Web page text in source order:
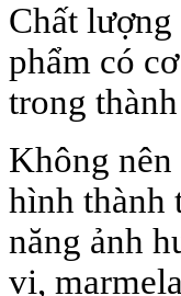
Chất lượng
phẩm có
trong
Không nên
hình thành
năng ảnh
vi,